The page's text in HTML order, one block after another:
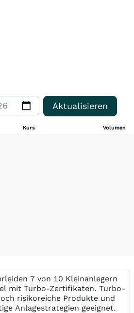
Aktualisieren
Kurs Volumen
7 von 10 Kleinanlegern
mit Turbo-Zertifikaten. Turbo-
risikoreiche Produkte und
Anlagestrategien geeignet.